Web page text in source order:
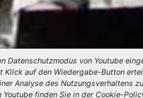
Datenschutzmodus von Youtube
auf den Wiedergabe-Button
Analyse des Nutzungsverhaltens
Youtube finden Sie in der Cookie-